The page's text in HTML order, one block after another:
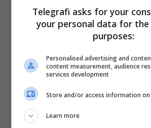
Telegrafi asks for your
your personal data for
purposes:
Personalised advertising and
content measurement, audience
services development
Store and/or access information on
Learn more